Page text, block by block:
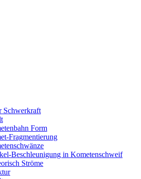
Schwerkraft
Form
Fragmentierung
Beschleunigung in Kometenschweif
Ströme